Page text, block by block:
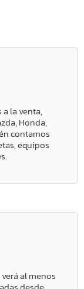
la venta,
Honda,
contamos
equipos
al menos